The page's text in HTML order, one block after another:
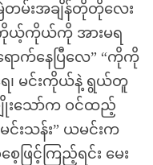
တမ်းအချိန်တိုတိုလေး
ယ့်ကိုယ်ကို အားမရ
ာက်နေပြီလေ” “ကိုကို
ေ၊ မင်းကိုယ်နဲ့ ရွယ်တူ
သော်က ဝင်ထည့်
းသန်း” ယမင်းက
ေ့ဖြင့်ကြည့်ရင်း မေး